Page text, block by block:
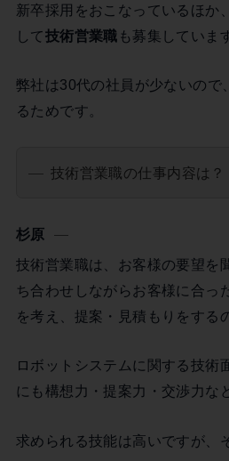
新卒採用をおこなっているほか
して技術営業職 も募集していま
弊社は30代の社員が少ないので
るためです。
技術営業職の仕事内容は？
杉原
技術営業職は、お客様の要望を
ち合わせしながらお客様に合っ
を考え、提案・見積もりをする
ロボットシステムに関する技術
にも構想力・提案力・交渉力な
求められる技能は高いですが、